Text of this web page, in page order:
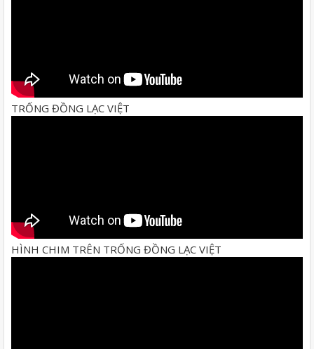
TRỐNG ĐỒNG LẠC VIỆT
HÌNH CHIM TRÊN TRỐNG ĐỒNG LẠC VIỆT